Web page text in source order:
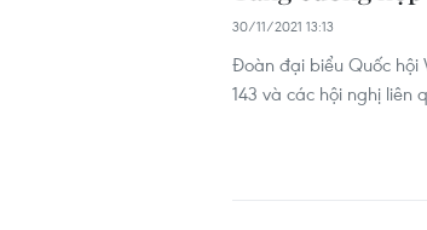
30/11/2021 13:13
Đoàn đại biểu Quốc hội
143 và các hội nghị liên